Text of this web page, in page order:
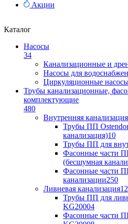
Акции
Каталог
Насосы
34
Канализационные и
Насосы для
Циркуляционные
Трубы канализационные,
комплектующие
480
Внутренняя канализация
Трубы ПП
канализация)10
Трубы ПП для
Фасонные части
(бесшумная
Фасонные части
канализации250
Ливневая канализация12
Трубы ПП для
KG20004
Фасонные части